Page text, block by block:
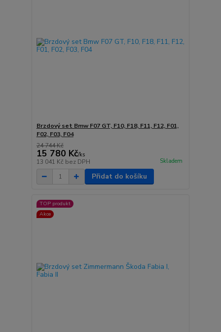
Brzdový set Bmw F07 GT, F10, F18, F11, F12, F01,
F02, F03, F04
24 744 Kč
15 780 Kč/ks
13 041 Kč bez DPH Skladem
Přidat do košíku
TOP produkt
Akce